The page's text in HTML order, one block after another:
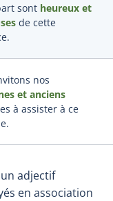
sont heureux et
de cette
nos
et anciens
à assister à ce
adjectif
en association